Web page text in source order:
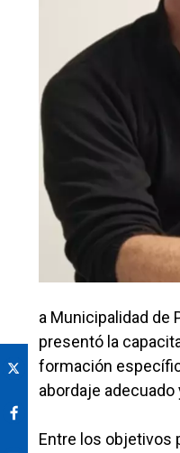
a Municipalidad de
presentó la
formación
abordaje
Entre los objetivos